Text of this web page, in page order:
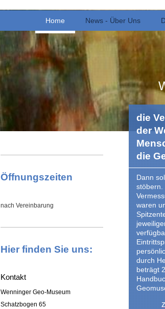
Home News - Über Uns
die
der
die
Dann
stöbern.
waren
durch
beträgt
Öffnungszeiten
nach Vereinbarung
Hier finden Sie uns:
Kontakt
Wenninger Geo-Museum
Schatzbogen 65